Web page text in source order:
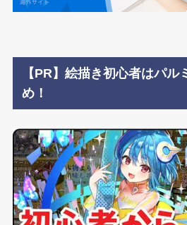
【PR】絵描き初心者はパ
め！